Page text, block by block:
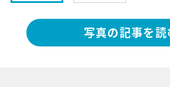
写真の記事を読